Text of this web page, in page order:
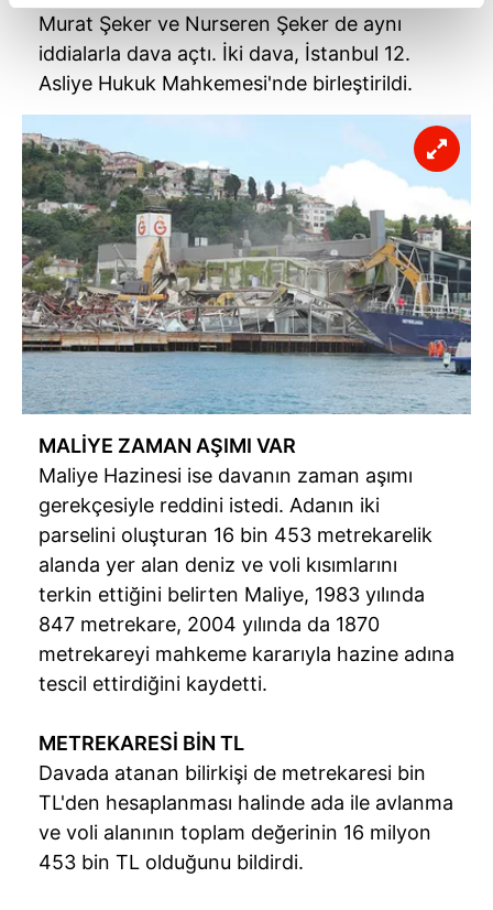
reklamların maliyetlerimizi karşılamak noktasında tek gelir
kalemimiz olduğunu sizlere hatırlatmak isteriz.
Her halükârda, kullanıcılar, bu çerezlere izin vermedikleri
takdirde, kullanıcılara hedefli reklamlar
gösterilmeyecektir."
Sizlere daha iyi bir hizmet sunabilmek için İnternet
Sitemizde kendimize ve üçüncü kişilere ait çerezler
kullanılmaktadır. Bu çerezler vasıtasıyla çeşitli kişisel
verileriniz işlenmekte olup gerekli olan çerezler bilgi
toplumu hizmetlerinin sunulması amacıyla
kullanılmaktadır. Diğer çerezler, sitemizin daha işlevsel
kılınması ve kişiselleştirilmesi ve sizlere yönelik
reklam/pazarlama faaliyetlerinin yapılması, amaçlarıyla
sınırlı olarak açık rızanız dahilinde kullanılacaktır.
Çerezlere ilişkin tercihlerinizi aşağıda yer alan panel
vasıtasıyla belirleyebilirsiniz. Çerezlere ilişkin detaylı bilgi
için Ayarlar butonuna tıklayabilir,Çerez Bilgilendirme
Metnimiziziyaret edebilirsiniz.
6698 sayılı Kişisel Verilerin Korunması Kanunu uyarınca
hazırlanmış Aydınlatma Metnimizi okumak ve sitemizde
ilgili mevzuata uygun olarak kullanılan çerezlerle ilgili bilgi
almak için lütfentıklayınız .
Murat Şeker ve Nurseren Şeker de aynı
iddialarla dava açtı. İki dava, İstanbul 12.
Asliye Hukuk Mahkemesi'nde birleştirildi.
MALİYE ZAMAN AŞIMI VAR
Maliye Hazinesi ise davanın zaman aşımı
gerekçesiyle reddini istedi. Adanın iki
parselini oluşturan 16 bin 453 metrekarelik
alanda yer alan deniz ve voli kısımlarını
terkin ettiğini belirten Maliye, 1983 yılında
847 metrekare, 2004 yılında da 1870
metrekareyi mahkeme kararıyla hazine adına
tescil ettirdiğini kaydetti.
METREKARESİ BİN TL
Davada atanan bilirkişi de metrekaresi bin
TL'den hesaplanması halinde ada ile avlanma
ve voli alanının toplam değerinin 16 milyon
453 bin TL olduğunu bildirdi.